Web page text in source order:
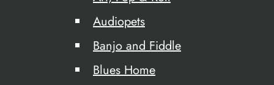
Audiopets
Banjo and Fiddle
Blues Home